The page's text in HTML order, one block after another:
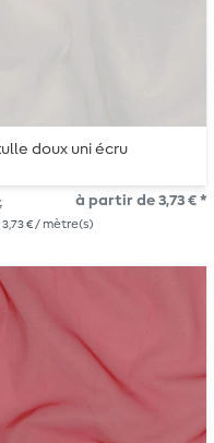
doux uni écru
à partir de 3,73 € *
| 3,73 € / mètre(s)